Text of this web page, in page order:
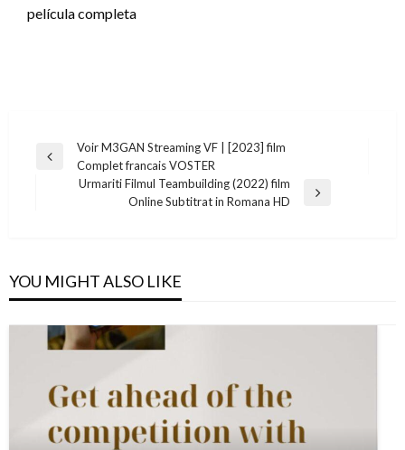
película completa
Post
navigation
Previous
Voir M3GAN Streaming VF | [2023] film
Complet francais VOSTER
Urmariti Filmul Teambuilding (2022) film
Online Subtitrat in Romana HD
YOU MIGHT ALSO LIKE